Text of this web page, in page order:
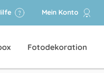
Mein Konto
Fotodekoration